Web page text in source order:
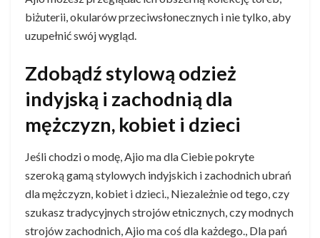
biżuterii, okularów przeciwsłonecznych i nie tylko, aby
uzupełnić swój wygląd.
Zdobądź stylową odzież
indyjską i zachodnią dla
mężczyzn, kobiet i dzieci
Jeśli chodzi o modę, Ajio ma dla Ciebie pokryte
szeroką gamą stylowych indyjskich i zachodnich ubrań
dla mężczyzn, kobiet i dzieci., Niezależnie od tego, czy
szukasz tradycyjnych strojów etnicznych, czy modnych
strojów zachodnich, Ajio ma coś dla każdego., Dla pań